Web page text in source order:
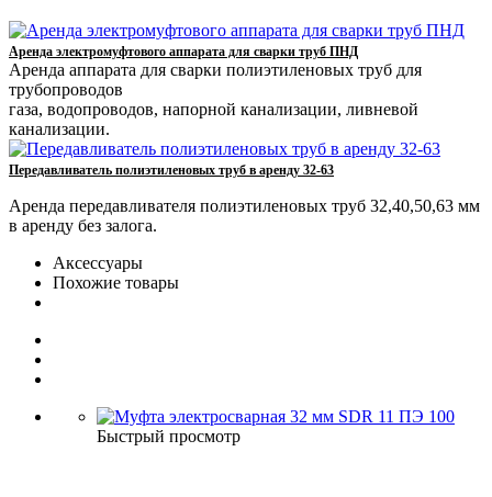
Аренда электромуфтового аппарата для сварки труб ПНД
Аренда аппарата для сварки полиэтиленовых труб для
трубопроводов
газа, водопроводов, напорной канализации, ливневой
канализации.
Передавливатель полиэтиленовых труб в аренду 32-63
Аренда передавливателя полиэтиленовых труб 32,40,50,63 мм
в аренду без залога.
Аксессуары
Похожие товары
Быстрый просмотр